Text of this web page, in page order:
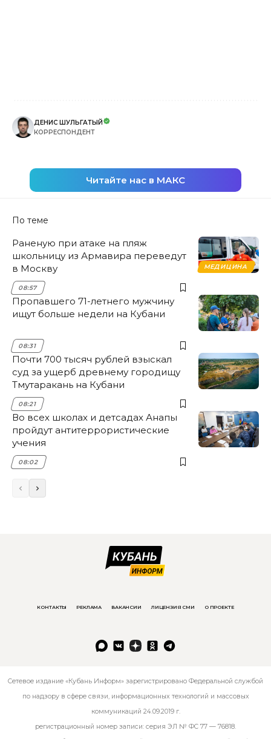
ДЕНИС ШУЛЬГАТЫЙ
КОРРЕСПОНДЕНТ
Читайте нас в МАКС
По теме
МЕДИЦИНА
Раненую при атаке на пляж
школьницу из Армавира переведут
в Москву
08:57
Пропавшего 71-летнего мужчину
ищут больше недели на Кубани
08:31
Почти 700 тысяч рублей взыскал
суд за ущерб древнему городищу
Тмутаракань на Кубани
08:21
Во всех школах и детсадах Анапы
пройдут антитеррористические
учения
08:02
КОНТАКТЫ РЕКЛАМА ВАКАНСИИ ЛИЦЕНЗИЯ СМИ О ПРОЕКТЕ
Сетевое издание «Кубань Информ» зарегистрировано Федеральной службой
по надзору в сфере связи, информационных технологий и массовых
коммуникаций 24.09.2019 г.
регистрационный номер записи: серия ЭЛ № ФС 77 — 76818.